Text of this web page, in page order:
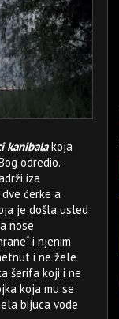
kanibalakoja
odredio.
iza
ćerke a
je došla usled
nose
i njenim
i ne žele
šerifa koji i ne
koja mu se
bijuca vode